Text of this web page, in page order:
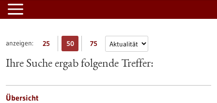
anzeigen: 25 50 75
Ihre Suche ergab folgende Treffer:
Übersicht